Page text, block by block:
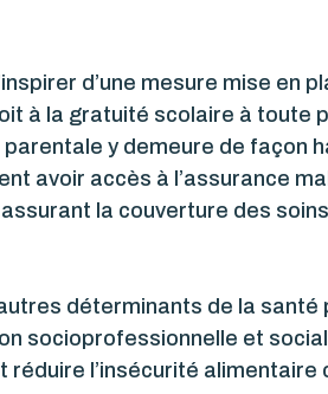
d’une mesure mise en
à la gratuité scolaire à toute
y demeure de façon
avoir accès à l’assurance
la couverture des
déterminants de la
socioprofessionnelle et
l’insécurité